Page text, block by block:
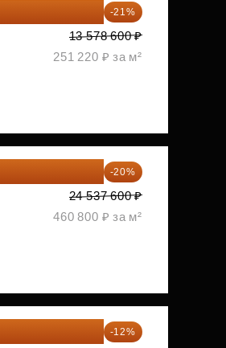
-21%
13 578 600 ₽
251 220 ₽ за м²
-20%
24 537 600 ₽
460 800 ₽ за м²
-12%